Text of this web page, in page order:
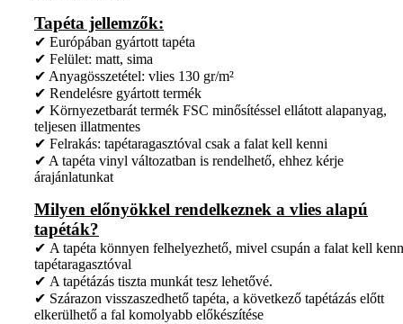
Tapéta jellemzők:
✔ Európában gyártott tapéta
✔ Felület: matt, sima
✔ Anyagösszetétel: vlies 130 gr/m²
✔ Rendelésre gyártott termék
✔ Környezetbarát termék FSC minősítéssel ellátott alapanyag,
teljesen illatmentes
✔ Felrakás: tapétaragasztóval csak a falat kell kenni
✔ A tapéta vinyl változatban is rendelhető, ehhez kérje
árajánlatunkat
Milyen előnyökkel rendelkeznek a vlies alapú
tapéták?
✔ A tapéta könnyen felhelyezhető, mivel csupán a falat kell
tapétaragasztóval
✔ A tapétázás tiszta munkát tesz lehetővé.
✔ Szárazon visszaszedhető tapéta, a következő tapétázás előtt
elkerülhető a fal komolyabb előkészítése